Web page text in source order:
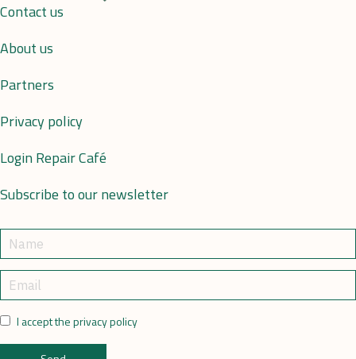
Contact us
About us
Partners
Privacy policy
Login Repair Café
Subscribe to our newsletter
I accept the privacy policy